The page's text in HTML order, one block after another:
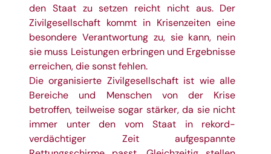
den Staat zu setzen reicht nicht aus. Der
Zivilgesellschaft kommt in Krisenzeiten eine
besondere Verantwortung zu, sie kann, nein
sie muss Leistungen erbringen und Ergebnisse
erreichen, die sonst fehlen.
Die organisierte Zivilgesellschaft ist wie alle
Bereiche und Menschen von der Krise
betroffen, teilweise sogar stärker, da sie nicht
immer unter den vom Staat in rekord-
verdächtiger Zeit aufgespannte